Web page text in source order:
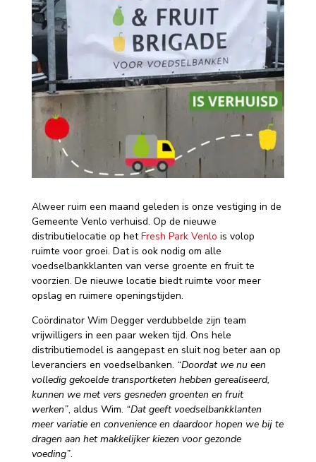
Alweer ruim een maand geleden is onze vestiging in de
Gemeente Venlo verhuisd. Op de nieuwe
distributielocatie op hetFresh Park Venlo is volop
ruimte voor groei. Dat is ook nodig om alle
voedselbankklanten van verse groente en fruit te
voorzien. De nieuwe locatie biedt ruimte voor meer
opslag en ruimere openingstijden.
Coördinator Wim Degger verdubbelde zijn team
vrijwilligers in een paar weken tijd. Ons hele
distributiemodel is aangepast en sluit nog beter aan op
leveranciers en voedselbanken. “Doordat we nu een
volledig gekoelde transportketen hebben gerealiseerd,
kunnen we met vers gesneden groenten en fruit
werken”, aldus Wim. “Dat geeft voedselbankklanten
meer variatie en convenience en daardoor hopen we bij te
dragen aan het makkelijker kiezen voor gezonde
voeding”.